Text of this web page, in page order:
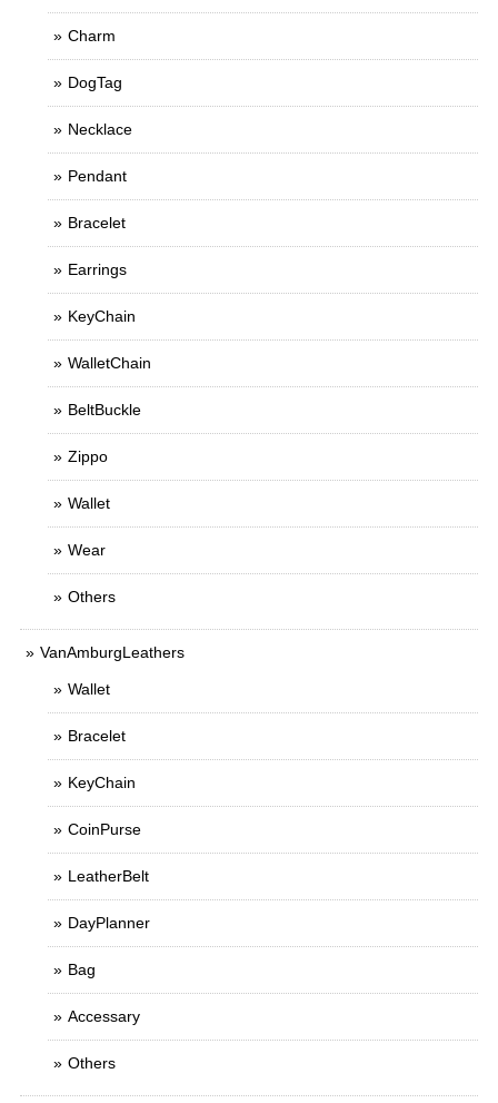
Charm
DogTag
Necklace
Pendant
Bracelet
Earrings
KeyChain
WalletChain
BeltBuckle
Zippo
Wallet
Wear
Others
VanAmburgLeathers
Wallet
Bracelet
KeyChain
CoinPurse
LeatherBelt
DayPlanner
Bag
Accessary
Others